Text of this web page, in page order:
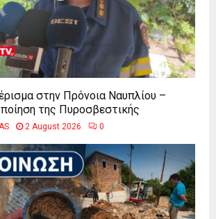
στην Πρόνοια Ναυπλίου –
της Πυροσβεστικής
2 August 2026 0